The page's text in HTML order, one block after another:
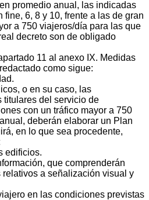
promedio anual, las indicadas
fine, 6, 8 y 10, frente a las de gran
a 750 viajeros/día para las que
decreto son de obligado
11 al anexo IX. Medidas
como sigue:
o en su caso, las
del servicio de
con un tráfico mayor a 750
deberán elaborar un Plan
en lo que sea procedente,
edificios.
que comprenderán
a señalización visual y
en las condiciones previstas